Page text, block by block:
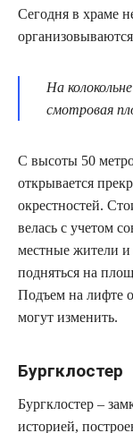
Сегодня в храме
На
смотровая
С высоты 50
открывается
окрестностей.
велась с учетом
местные жители и
подняться на
Подъем на лифте
могут изменить.
Бургклостер
Бургклостер –
историей,